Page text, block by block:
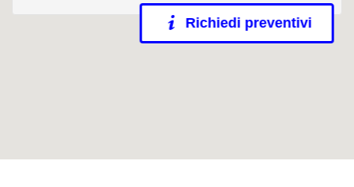
Richiedi preventivi